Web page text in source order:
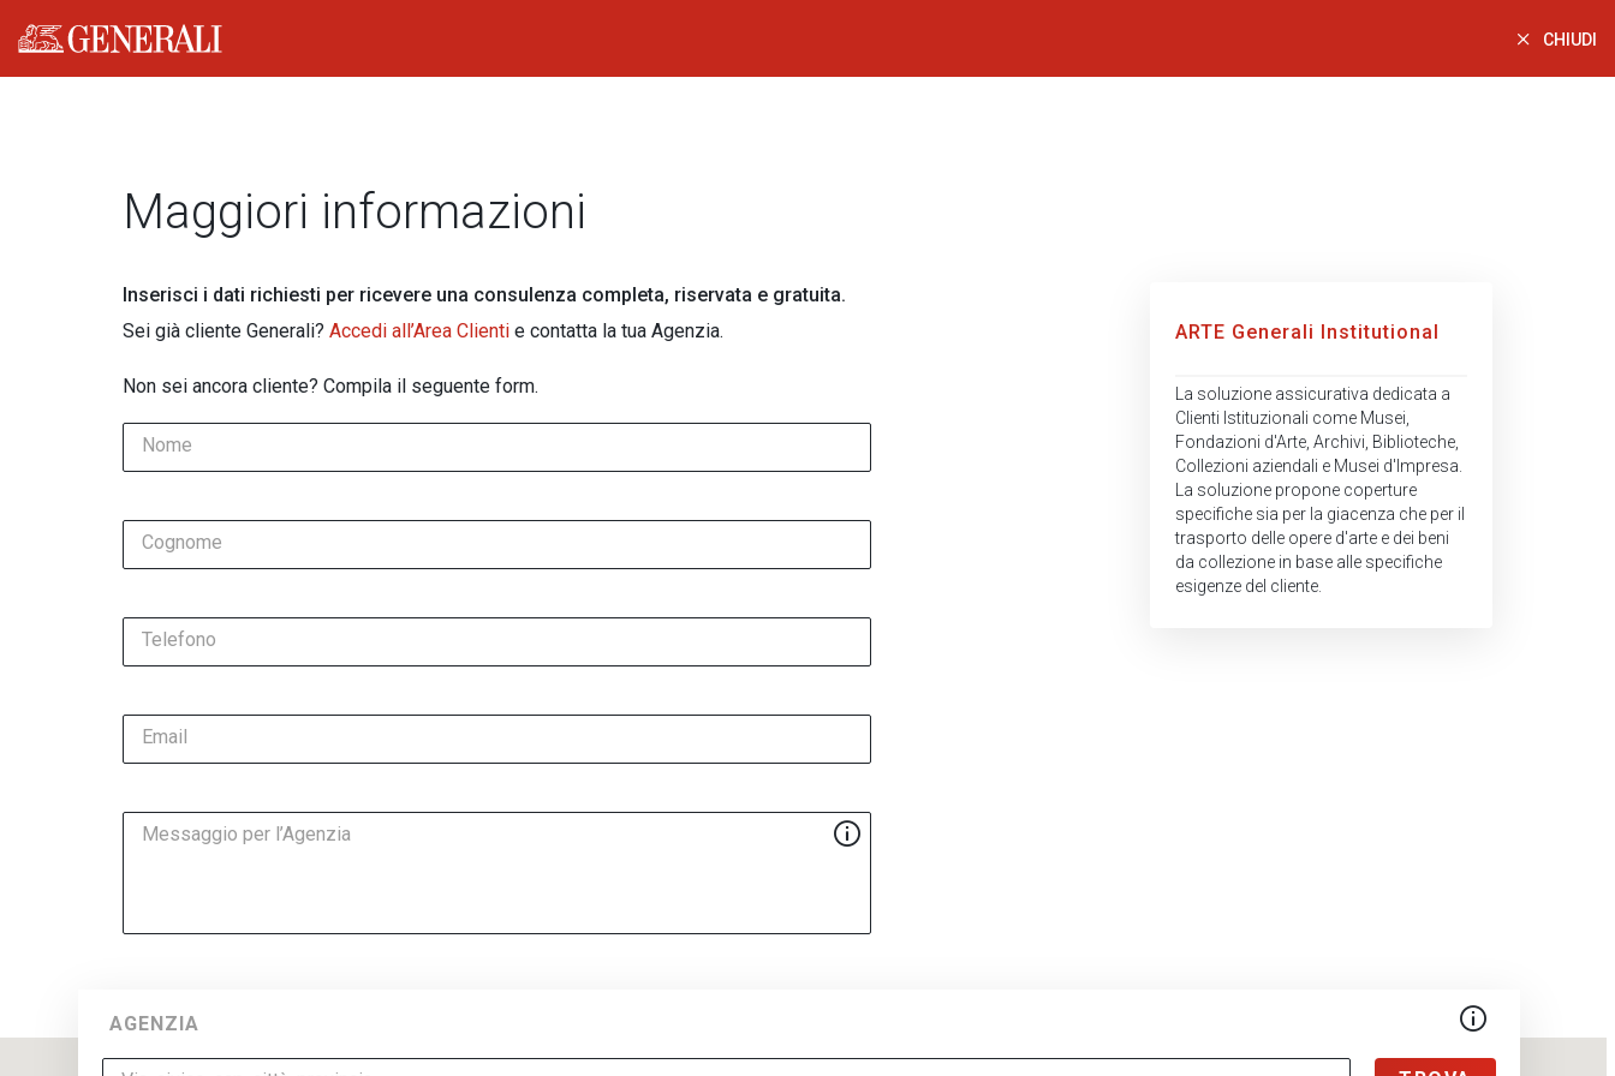
Generali logo CHIUDI
Maggiori informazioni
Inserisci i dati richiesti per ricevere una consulenza completa, riservata e gratuita.
Sei già cliente Generali? Accedi all’Area Clienti e contatta la tua Agenzia.
Non sei ancora cliente? Compila il seguente form.
Nome
Cognome
Telefono
Email
Messaggio per l’Agenzia
ARTE Generali Institutional
La soluzione assicurativa dedicata a
Clienti Istituzionali come Musei,
Fondazioni d'Arte, Archivi, Biblioteche,
Collezioni aziendali e Musei d'Impresa.
La soluzione propone coperture
specifiche sia per la giacenza che per il
trasporto delle opere d'arte e dei beni
da collezione in base alle specifiche
esigenze del cliente.
AGENZIA More